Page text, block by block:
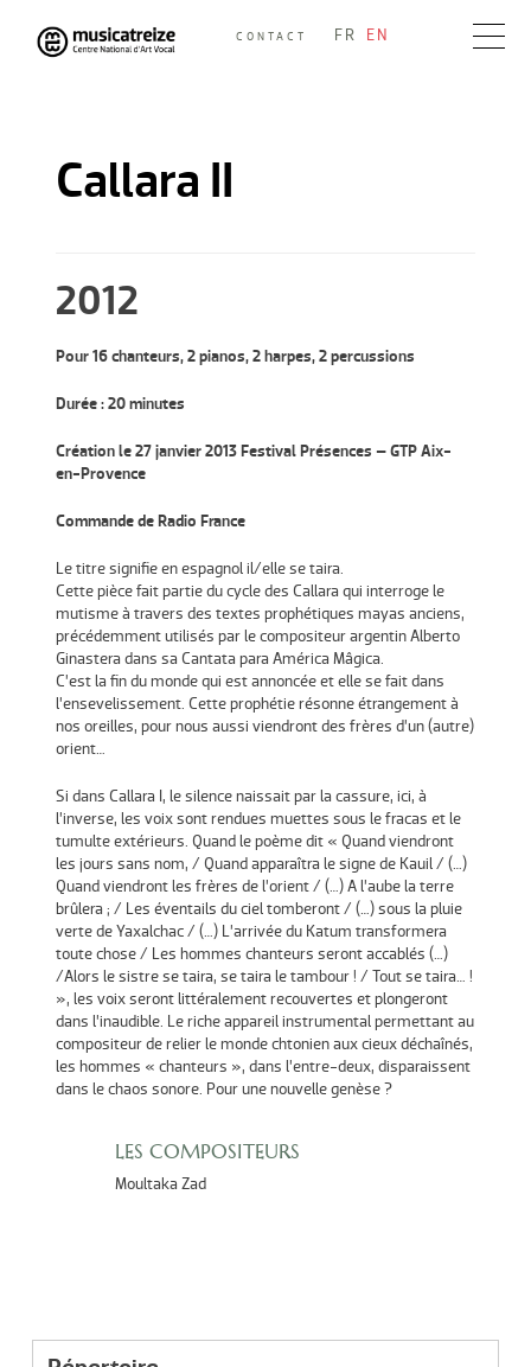
Skip
to
CONTACT FR EN
Callara II
2012
Pour 16 chanteurs, 2 pianos, 2 harpes, 2 percussions
Durée : 20 minutes
Création le 27 janvier 2013 Festival Présences – GTP Aix-
en-Provence
Commande de Radio France
Le titre signifie en espagnol il/elle se taira.
Cette pièce fait partie du cycle des Callara qui interroge le
mutisme à travers des textes prophétiques mayas anciens,
précédemment utilisés par le compositeur argentin Alberto
Ginastera dans sa Cantata para América Mâgica.
C’est la fin du monde qui est annoncée et elle se fait dans
l’ensevelissement. Cette prophétie résonne étrangement à
nos oreilles, pour nous aussi viendront des frères d’un (autre)
orient…
Si dans Callara I, le silence naissait par la cassure, ici, à
l’inverse, les voix sont rendues muettes sous le fracas et le
tumulte extérieurs. Quand le poème dit « Quand viendront
les jours sans nom, / Quand apparaîtra le signe de Kauil / (…)
Quand viendront les frères de l’orient / (…) A l’aube la terre
brûlera ; / Les éventails du ciel tomberont / (…) sous la pluie
verte de Yaxalchac / (…) L’arrivée du Katum transformera
toute chose / Les hommes chanteurs seront accablés (…)
/Alors le sistre se taira, se taira le tambour ! / Tout se taira… !
», les voix seront littéralement recouvertes et plongeront
dans l’inaudible. Le riche appareil instrumental permettant au
compositeur de relier le monde chtonien aux cieux déchaînés,
les hommes « chanteurs », dans l’entre-deux, disparaissent
dans le chaos sonore. Pour une nouvelle genèse ?
LES COMPOSITEURS
Moultaka Zad